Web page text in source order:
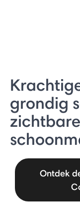
grondig
zichtbare
Ontdek